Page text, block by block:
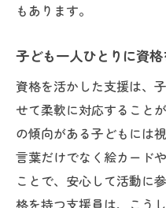
もあります。
子ども一人ひとりに資
資格を活かした支援は、
せて柔軟に対応すること
の傾向がある子どもには
言葉だけでなく絵カード
ことで、安心して活動に
格を持つ支援員は、こう